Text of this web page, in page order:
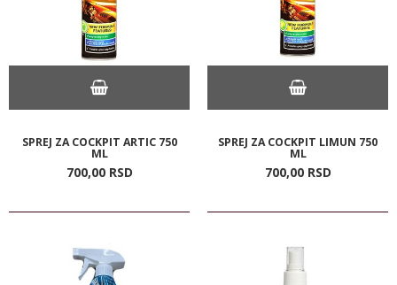
SPREJ ZA COCKPIT ARTIC 750
ML
700,00 RSD
SPREJ ZA COCKPIT LIMUN 750
ML
700,00 RSD